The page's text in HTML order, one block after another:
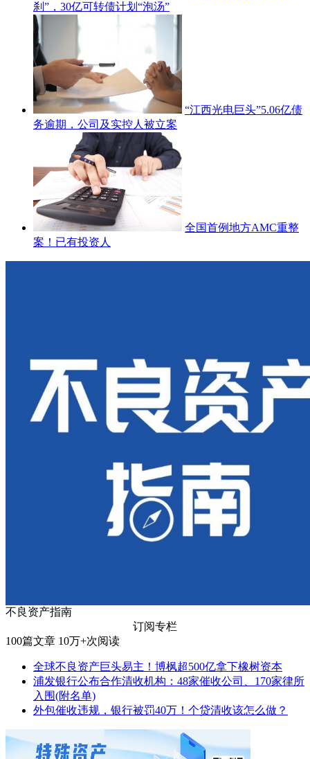
刹”，30亿可转债计划“泡汤”
“江西光电巨头”5.06亿债
务逾期，公司及实控人被立案
全国首例地方AMC重整
案！已有投资人
不良资产指南
订阅专栏
100篇文章 10万+次阅读
全球不良资产巨头易主！博枫超500亿拿下橡树资本
浦发银行公布合作清收机构：48家催收公司、170家律所
入围(附名单)
外包催收违规，银行被罚40万！个贷清收该怎么做？